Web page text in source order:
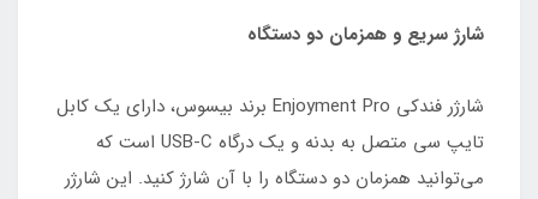
شارژ سریع و همزمان دو دستگاه
شارژر فندکی Enjoyment Pro برند بیسوس، دارای یک کابل
تایپ سی متصل به بدنه و یک درگاه USB-C است که
می‌توانید همزمان دو دستگاه را با آن شارژ کنید. این شارژر